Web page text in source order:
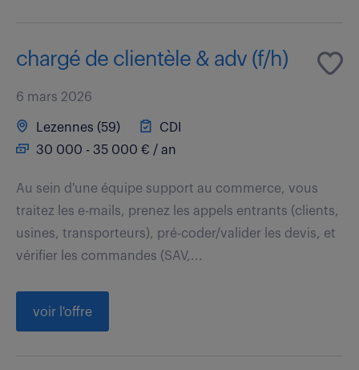
chargé de clientèle & adv (f/h)
6 mars 2026
Lezennes (59)
CDI
30 000 - 35 000 € / an
Au sein d'une équipe support au commerce, vous
traitez les e-mails, prenez les appels entrants (clients,
usines, transporteurs), pré-coder/valider les devis, et
vérifier les commandes (SAV,...
voir l'offre